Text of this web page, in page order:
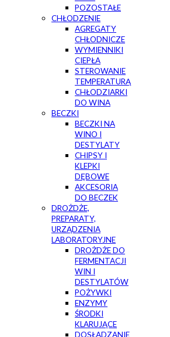
POZOSTAŁE
CHŁODZENIE
AGREGATY
CHŁODNICZE
WYMIENNIKI
CIEPŁA
STEROWANIE
TEMPERATURĄ
CHŁODZIARKI
DO WINA
BECZKI
BECZKI NA
WINO I
DESTYLATY
CHIPSY I
KLEPKI
DĘBOWE
AKCESORIA
DO BECZEK
DROŻDŻE,
PREPARATY,
URZĄDZENIA
LABORATORYJNE
DROŻDŻE DO
FERMENTACJI
WIN I
DESTYLATÓW
POŻYWKI
ENZYMY
ŚRODKI
KLARUJĄCE
DOSŁADZANIE